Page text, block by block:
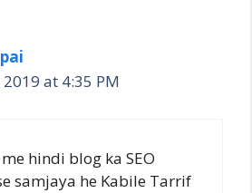
at 4:35 PM
hindi blog ka SEO
samjaya he Kabile Tarrif